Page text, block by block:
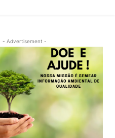
- Advertisement -